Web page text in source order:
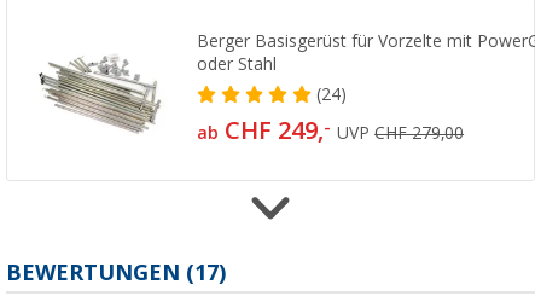
Berger Basisgerüst für Vorzelte mit
oder Stahl
(24)
ab CHF 249,- UVPCHF 279,00
Berger ProFrame Basisgerüst für Vorzelte,
BEWERTUNGEN (17)